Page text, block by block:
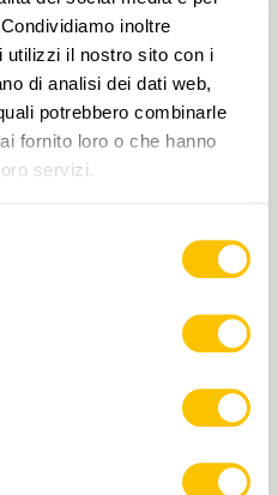
inoltre
utilizzi il nostro sito con i
di analisi dei dati web,
potrebbero combinarle
fornito loro o che hanno
servizi.